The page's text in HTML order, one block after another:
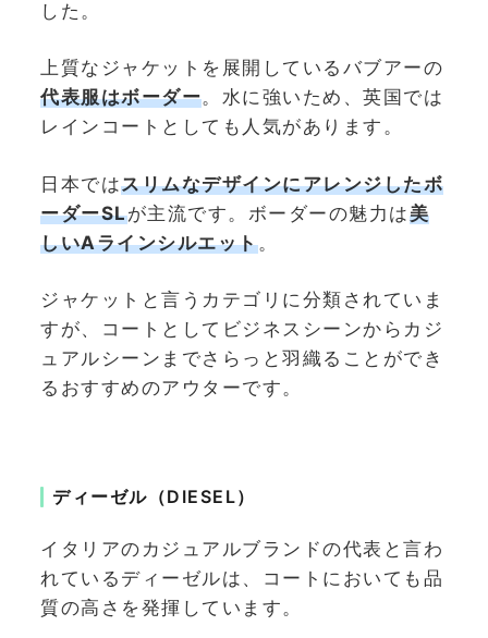
した。
上質なジャケットを展開しているバブアーの
代表服はボーダー。水に強いため、英国では
レインコートとしても人気があります。
日本ではスリムなデザインにアレンジしたボ
ーダーSLが主流です。ボーダーの魅力は美
しいAラインシルエット。
ジャケットと言うカテゴリに分類されていま
すが、コートとしてビジネスシーンからカジ
ュアルシーンまでさらっと羽織ることができ
るおすすめのアウターです。
ディーゼル（DIESEL）
イタリアのカジュアルブランドの代表と言わ
れているディーゼルは、コートにおいても品
質の高さを発揮しています。